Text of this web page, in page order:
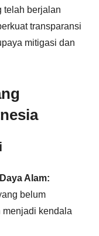
telah berjalan
transparansi
mitigasi dan
Alam:
belum
kendala